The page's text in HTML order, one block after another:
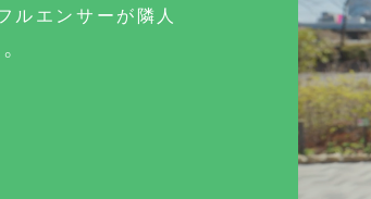
ルエンサーが隣人